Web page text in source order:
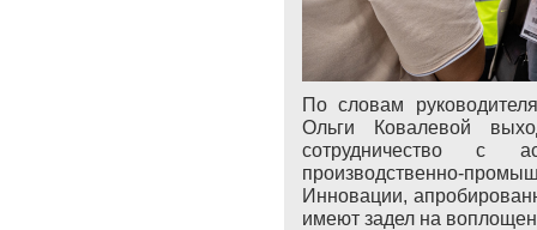
По словам
Ольги Ковалевой
сотрудничество с
производственно-
Инновации,
имеют задел на